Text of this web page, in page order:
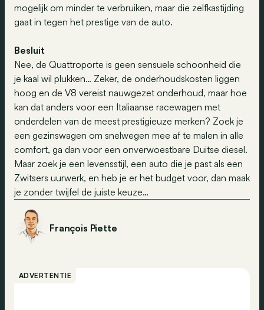
mogelijk om minder te verbruiken, maar die zelfkastijding
gaat in tegen het prestige van de auto.
Besluit
Nee, de Quattroporte is geen sensuele schoonheid die
je kaal wil plukken… Zeker, de onderhoudskosten liggen
hoog en de V8 vereist nauwgezet onderhoud, maar hoe
kan dat anders voor een Italiaanse racewagen met
onderdelen van de meest prestigieuze merken? Zoek je
een gezinswagen om snelwegen mee af te malen in alle
comfort, ga dan voor een onverwoestbare Duitse diesel.
Maar zoek je een levensstijl, een auto die je past als een
Zwitsers uurwerk, en heb je er het budget voor, dan maak
je zonder twijfel de juiste keuze…
François Piette
ADVERTENTIE